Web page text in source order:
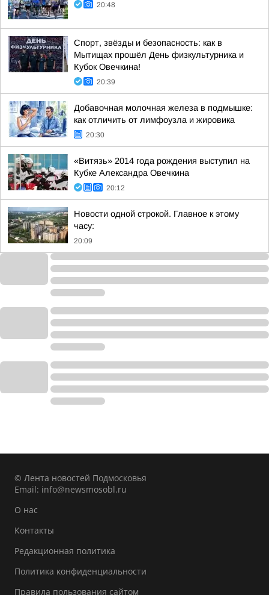
20:48
Спорт, звёзды и безопасность: как в
Мытищах прошёл День физкультурника и
Кубок Овечкина!
20:39
Добавочная молочная железа в подмышке:
как отличить от лимфоузла и жировика
20:30
«Витязь» 2014 года рождения выступил на
Кубке Александра Овечкина
20:12
Новости одной строкой. Главное к этому
часу:
20:09
© Лента новостей Подмосковья
Email: info@newsmosobl.ru
О нас
Контакты
Редакционная политика
Политика конфиденциальности
Правила пользования сайтом